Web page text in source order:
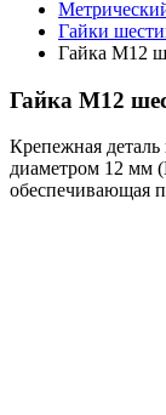
Гайки
Гайка М12
Гайка М12
Крепежная
диаметром 12 мм
обеспечивающая